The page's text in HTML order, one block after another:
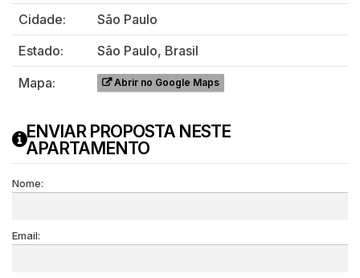
Cidade:
São Paulo
Estado:
São Paulo, Brasil
Mapa:
Abrir no Google Maps
ENVIAR PROPOSTA NESTE
APARTAMENTO
Nome:
Email: